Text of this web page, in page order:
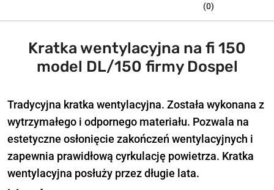
(0)
Kratka wentylacyjna na fi 150
model DL/150 firmy Dospel
Tradycyjna kratka wentylacyjna. Została wykonana z
wytrzymałego i odpornego materiału. Pozwala na
estetyczne osłonięcie zakończeń wentylacyjnych i
zapewnia prawidłową cyrkulację powietrza. Kratka
wentylacyjna posłuży przez długie lata.